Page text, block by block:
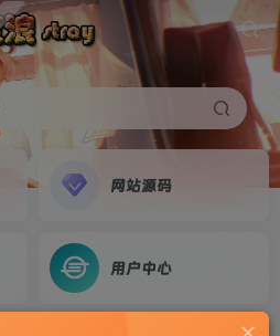
网站源码
用户中心